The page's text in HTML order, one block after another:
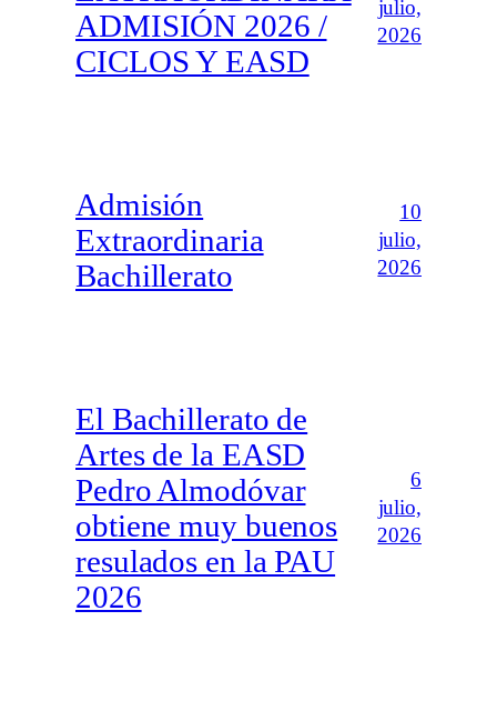
ADMISIÓN 2026 /
CICLOS Y EASD
julio,
2026
Admisión
Extraordinaria
Bachillerato
10
julio,
2026
El Bachillerato de
Artes de la EASD
Pedro Almodóvar
obtiene muy buenos
resulados en la PAU
2026
6
julio,
2026